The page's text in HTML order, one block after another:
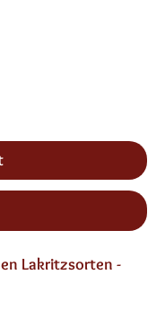
Lakritzsorten -